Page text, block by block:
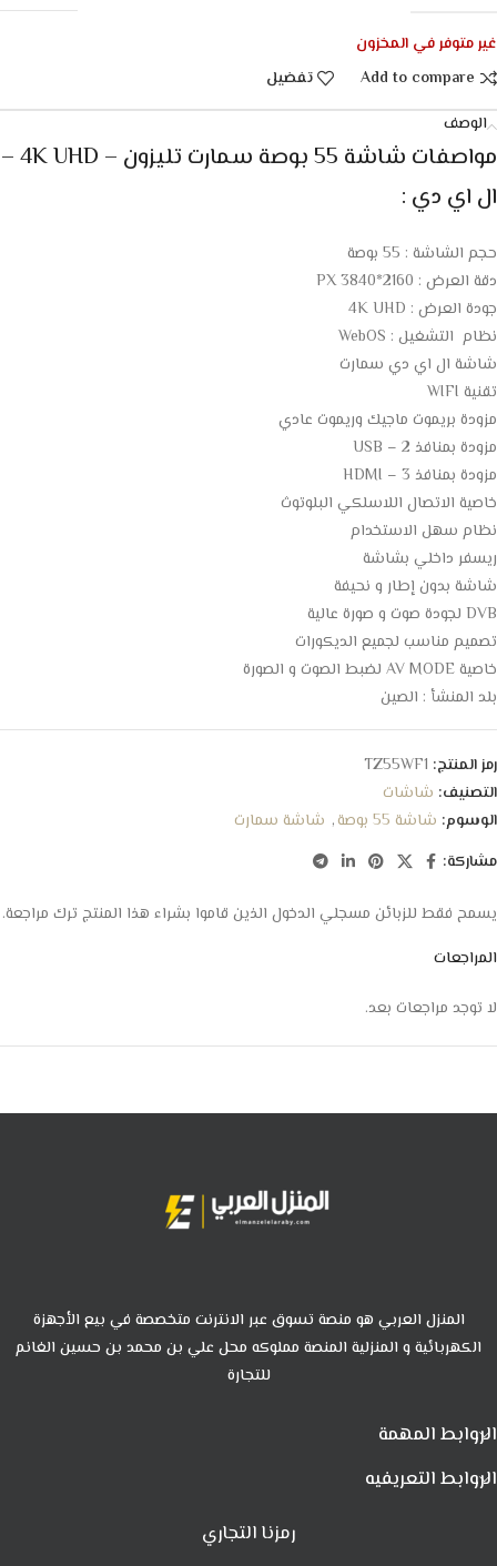
غير متوفر في المخزون
Add to compare
تفضيل
الوصف
مواصفات شاشة 55 بوصة سمارت تليزون – 4K UHD –
ال اي دي :
حجم الشاشة : 55 بوصة
دقة العرض : 2160*3840 PX
جودة العرض : 4K UHD
نظام التشغيل : WebOS
شاشة ال اي دي سمارت
تقنية WIFI
مزودة بريموت ماجيك وريموت عادي
مزودة بمنافذ 2 – USB
مزودة بمنافذ HDMI – 3
خاصية الاتصال اللاسلكي البلوتوث
نظام سهل الاستخدام
ريسفر داخلي بشاشة
شاشة بدون إطار و نحيفة
DVB لجودة صوت و صورة عالية
تصميم مناسب لجميع الديكورات
خاصية AV MODE لضبط الصوت و الصورة
بلد المنشأ : الصين
رمز المنتج: TZ55WF1
التصنيف: شاشات
الوسوم: شاشة 55 بوصة , شاشة سمارت
مشاركة:
المراجعات
لا توجد مراجعات بعد.
يسمح فقط للزبائن مسجلي الدخول الذين قاموا بشراء هذا المنتج ترك مراجعة.
المنزل العربي هو منصة تسوق عبر الانترنت متخصصة في بيع الأجهزة
الكهربائية و المنزلية المنصة مملوكه محل علي بن محمد بن حسين الغانم
للتجارة
الروابط المهمة
الروابط التعريفيه
رمزنا التجاري